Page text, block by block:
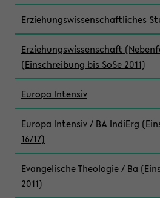
Erziehungswissenschaftliches
Erziehungswissenschaft
(Einschreibung bis SoSe 2011)
Europa Intensiv
Europa Intensiv / BA IndiErg
16/17)
Evangelische Theologie / Ba
2011)